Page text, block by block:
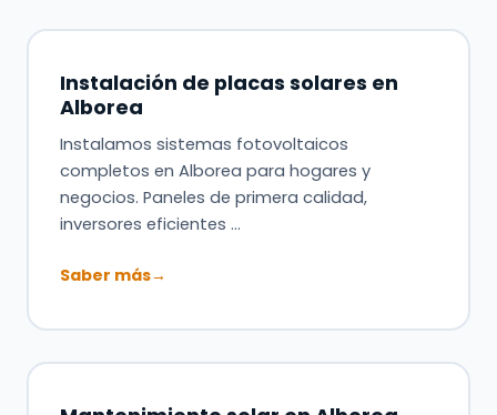
Instalación de placas solares en
Alborea
Instalamos sistemas fotovoltaicos
completos en Alborea para hogares y
negocios. Paneles de primera calidad,
inversores eficientes …
Saber más→